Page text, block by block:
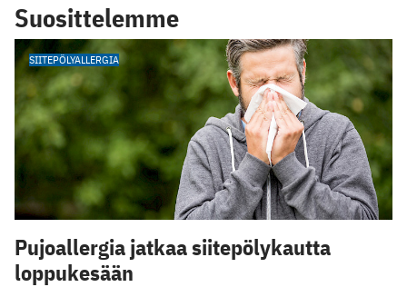
Suosittelemme
SIITEPÖLYALLERGIA
Pujoallergia jatkaa siitepölykautta
loppukesään